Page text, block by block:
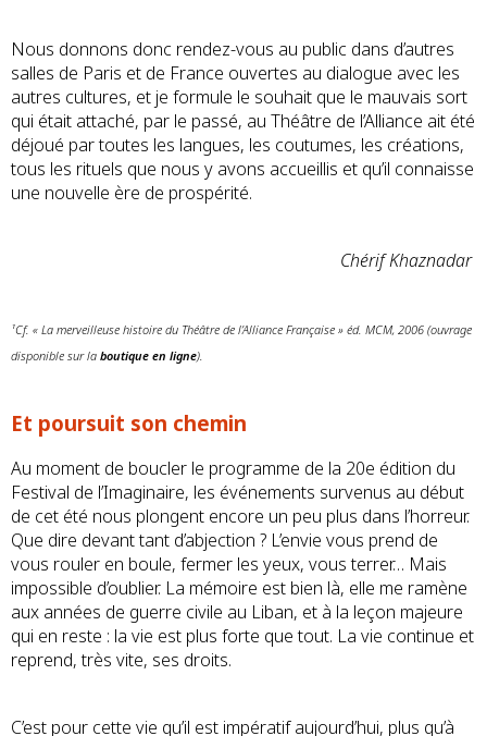
Nous donnons donc rendez-vous au public dans d’autres
salles de Paris et de France ouvertes au dialogue avec les
autres cultures, et je formule le souhait que le mauvais sort
qui était attaché, par le passé, au Théâtre de l’Alliance ait été
déjoué par toutes les langues, les coutumes, les créations,
tous les rituels que nous y avons accueillis et qu’il connaisse
une nouvelle ère de prospérité.
Chérif Khaznadar
¹Cf. « La merveilleuse histoire du Théâtre de l’Alliance Française » éd. MCM, 2006 (ouvrage
disponible sur la boutique en ligne).
Et poursuit son chemin
Au moment de boucler le programme de la 20e édition du
Festival de l’Imaginaire, les événements survenus au début
de cet été nous plongent encore un peu plus dans l’horreur.
Que dire devant tant d’abjection ? L’envie vous prend de
vous rouler en boule, fermer les yeux, vous terrer… Mais
impossible d’oublier. La mémoire est bien là, elle me ramène
aux années de guerre civile au Liban, et à la leçon majeure
qui en reste : la vie est plus forte que tout. La vie continue et
reprend, très vite, ses droits.
C’est pour cette vie qu’il est impératif aujourd’hui, plus qu’à